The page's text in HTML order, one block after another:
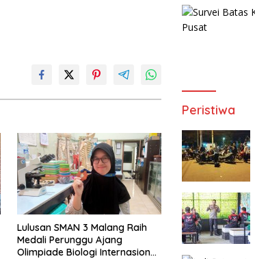
Lulusan SMAN 3 Malang Raih
Medali Perunggu Ajang
Olimpiade Biologi Internasional
Peristiwa